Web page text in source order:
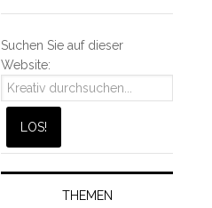
Suchen Sie auf dieser
Website:
THEMEN